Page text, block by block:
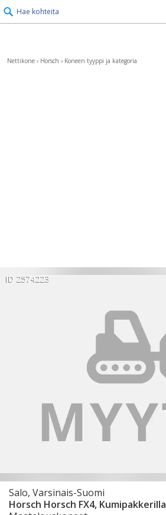
Hae kohteita
Nettikone › Horsch › Koneen tyyppi ja kategoria
ID 2574223
Salo, Varsinais-Suomi
Horsch Horsch FX4, Kumipakkerilla